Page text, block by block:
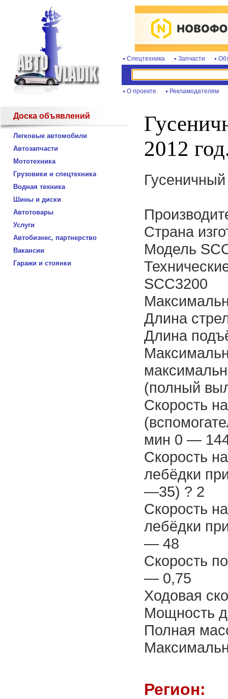
Спецтехника Запчасти
О проекте Рекламодателям
Доска объявлений
Легковые автомобили
Автозапчасти
Мототехника
Грузовики и спецтехника
Водная техника
Шины и диски
Автотовары
Услуги
Автобизнес, партнерство
Вакансии
Гаражи и стоянки
2012
Страна
Модель
SCC3200
Длина
Длина
(полный
Скорость
мин 0 —
Скорость
лебёдки
—35) ? 2
Скорость
лебёдки
— 48
Скорость
— 0,75
Ходовая
Мощность
Полная
Регион: